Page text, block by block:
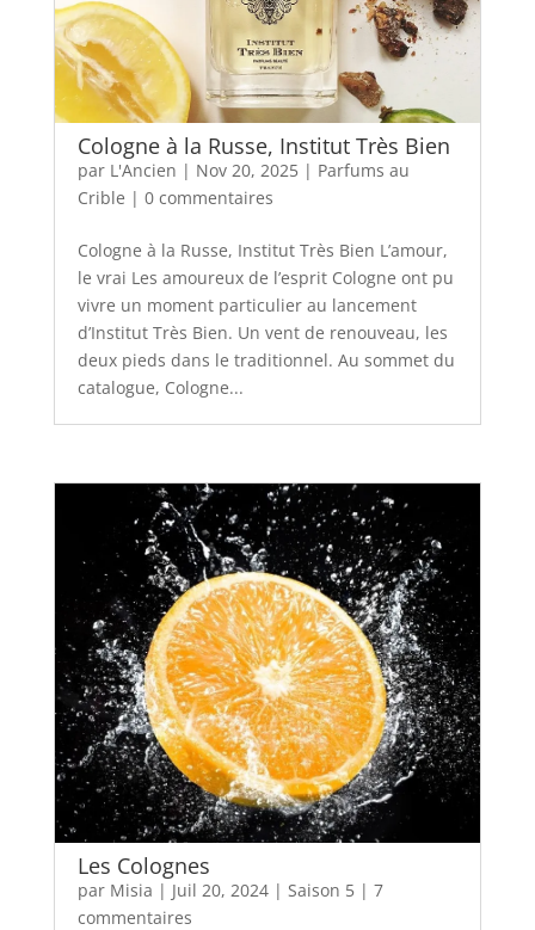
Cologne à la Russe, Institut Très Bien
par L'Ancien | Nov 20, 2025| Parfums au
Crible | 0 commentaires
Cologne à la Russe, Institut Très Bien L’amour,
le vrai Les amoureux de l’esprit Cologne ont pu
vivre un moment particulier au lancement
d’Institut Très Bien. Un vent de renouveau, les
deux pieds dans le traditionnel. Au sommet du
catalogue, Cologne...
Les Colognes
par Misia | Juil 20, 2024| Saison 5| 7
commentaires